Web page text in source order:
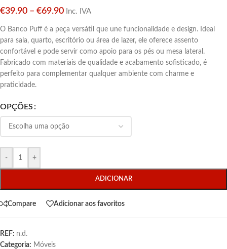
€39.90 – €69.90 Inc. IVA
O Banco Puff é a peça versátil que une funcionalidade e design. Ideal
para sala, quarto, escritório ou área de lazer, ele oferece assento
confortável e pode servir como apoio para os pés ou mesa lateral.
Fabricado com materiais de qualidade e acabamento sofisticado, é
perfeito para complementar qualquer ambiente com charme e
praticidade.
OPÇÕES
- +
ADICIONAR
Compare Adicionar aos favoritos
REF: n.d.
Categoria: Móveis